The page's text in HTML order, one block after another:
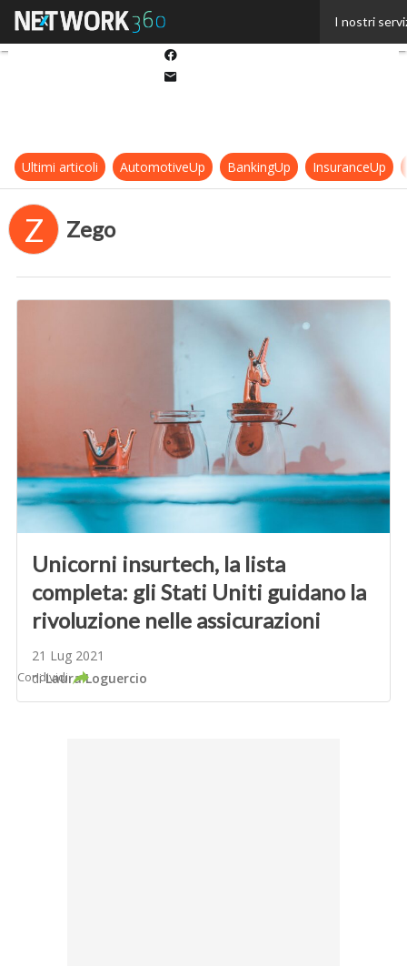
I nostri
Ultimi articoli AutomotiveUp BankingUp InsuranceUp
Z Zego
Unicorni insurtech, la lista
completa: gli Stati Uniti guidano la
rivoluzione nelle assicurazioni
21 Lug 2021
diLaura Loguercio
Condividi